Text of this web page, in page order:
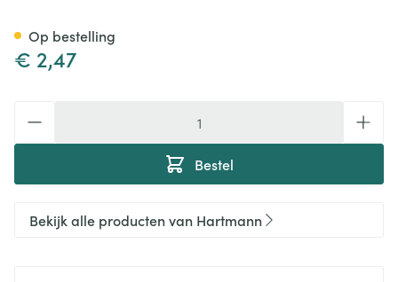
€ 2,47
Bestel
Op bestelling
Bekijk alle producten van Hartmann